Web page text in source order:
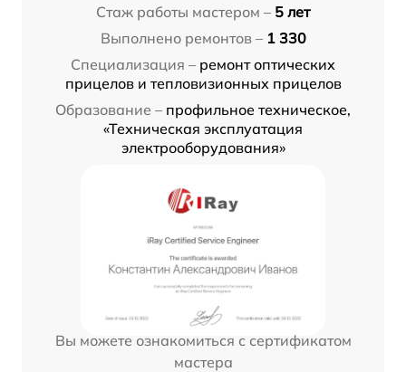
Стаж работы мастером – 5 лет
Выполнено ремонтов – 1 330
Специализация – ремонт оптических
прицелов и тепловизионных прицелов
Образование – профильное техническое,
«Техническая эксплуатация
электрооборудования»
Вы можете ознакомиться с сертификатом
мастера